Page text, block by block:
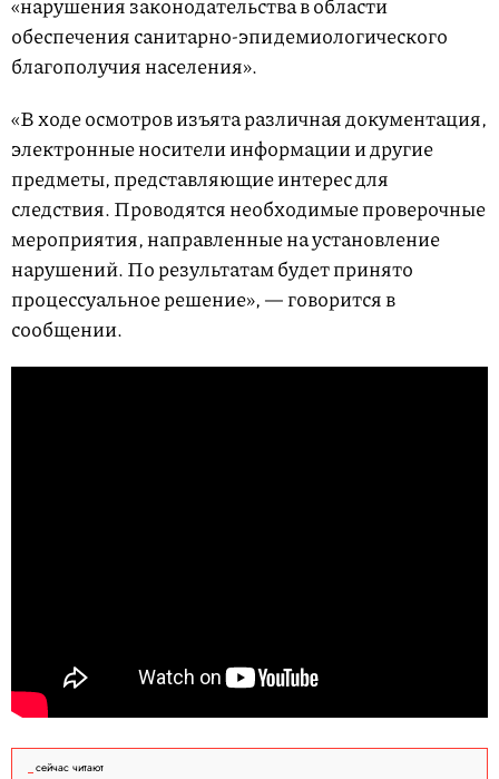
«нарушения законодательства в области
обеспечения санитарно-эпидемиологического
благополучия населения».
«В ходе осмотров изъята различная документация,
электронные носители информации и другие
предметы, представляющие интерес для
следствия. Проводятся необходимые проверочные
мероприятия, направленные на установление
нарушений. По результатам будет принято
процессуальное решение», — говорится в
сообщении.
сейчас читают